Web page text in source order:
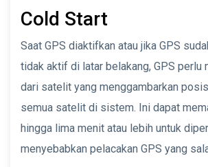
Cold Start
Saat GPS diaktifkan atau jika GPS
tidak aktif di latar belakang, GPS perlu
dari satelit yang menggambarkan
semua satelit di sistem. Ini dapat
hingga lima menit atau lebih untuk
menyebabkan pelacakan GPS yang